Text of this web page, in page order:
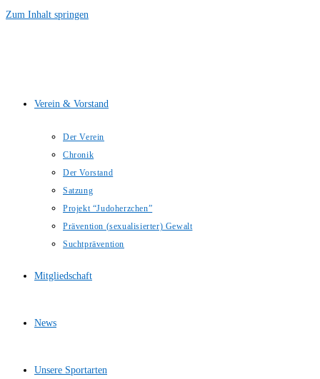
Zum Inhalt springen
Verein & Vorstand
Der Verein
Chronik
Der Vorstand
Satzung
Projekt “Judoherzchen”
Prävention (sexualisierter) Gewalt
Suchtprävention
Mitgliedschaft
News
Unsere Sportarten